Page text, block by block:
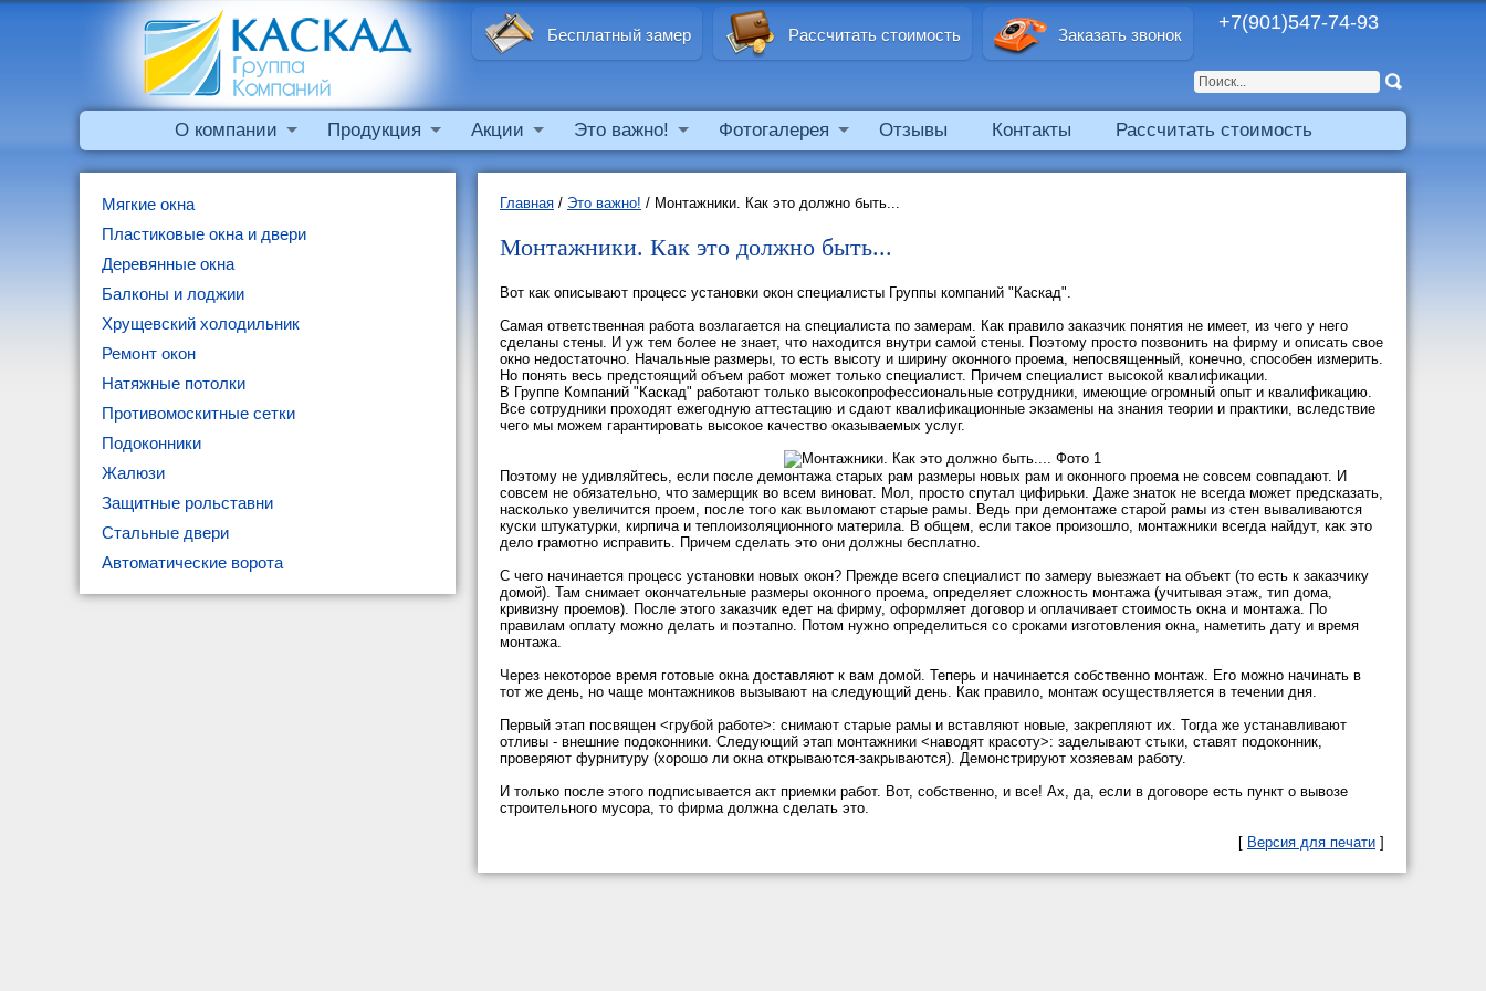
Бесплатный замер Рассчитать стоимость Заказать звонок
+7(901)547-74-93
О компании Продукция Акции Это важно! Фотогалерея Отзывы Контакты Рассчитать стоимость
Мягкие окна
Пластиковые окна и двери
Деревянные окна
Балконы и лоджии
Хрущевский холодильник
Ремонт окон
Натяжные потолки
Противомоскитные сетки
Подоконники
Жалюзи
Защитные рольставни
Стальные двери
Автоматические ворота
Главная / Это важно! / Монтажники. Как это должно быть...
Монтажники. Как это должно быть...
Вот как описывают процесс установки окон специалисты Группы компаний "Каскад".
Самая ответственная работа возлагается на специалиста по замерам. Как правило заказчик понятия не имеет, из чего у него
сделаны стены. И уж тем более не знает, что находится внутри самой стены. Поэтому просто позвонить на фирму и описать свое
окно недостаточно. Начальные размеры, то есть высоту и ширину оконного проема, непосвященный, конечно, способен измерить.
Но понять весь предстоящий объем работ может только специалист. Причем специалист высокой квалификации.
В Группе Компаний "Каскад" работают только высокопрофессиональные сотрудники, имеющие огромный опыт и квалификацию.
Все сотрудники проходят ежегодную аттестацию и сдают квалификационные экзамены на знания теории и практики, вследствие
чего мы можем гарантировать высокое качество оказываемых услуг.
Поэтому не удивляйтесь, если после демонтажа старых рам размеры новых рам и оконного проема не совсем совпадают. И
совсем не обязательно, что замерщик во всем виноват. Мол, просто спутал цифирьки. Даже знаток не всегда может предсказать,
насколько увеличится проем, после того как выломают старые рамы. Ведь при демонтаже старой рамы из стен вываливаются
куски штукатурки, кирпича и теплоизоляционного материла. В общем, если такое произошло, монтажники всегда найдут, как это
дело грамотно исправить. Причем сделать это они должны бесплатно.
С чего начинается процесс установки новых окон? Прежде всего специалист по замеру выезжает на объект (то есть к заказчику
домой). Там снимает окончательные размеры оконного проема, определяет сложность монтажа (учитывая этаж, тип дома,
кривизну проемов). После этого заказчик едет на фирму, оформляет договор и оплачивает стоимость окна и монтажа. По
правилам оплату можно делать и поэтапно. Потом нужно определиться со сроками изготовления окна, наметить дату и время
монтажа.
Через некоторое время готовые окна доставляют к вам домой. Теперь и начинается собственно монтаж. Его можно начинать в
тот же день, но чаще монтажников вызывают на следующий день. Как правило, монтаж осуществляется в течении дня.
Первый этап посвящен <грубой работе>: снимают старые рамы и вставляют новые, закрепляют их. Тогда же устанавливают
отливы - внешние подоконники. Следующий этап монтажники <наводят красоту>: заделывают стыки, ставят подоконник,
проверяют фурнитуру (хорошо ли окна открываются-закрываются). Демонстрируют хозяевам работу.
И только после этого подписывается акт приемки работ. Вот, собственно, и все! Ах, да, если в договоре есть пункт о вывозе
строительного мусора, то фирма должна сделать это.
[ Версия для печати ]